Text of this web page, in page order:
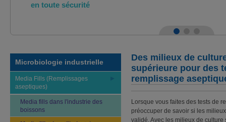
en toute sécurité
Microbiologie industrielle
Media Fills (Remplissages
aseptiques)
Media fills dans l'industrie des
boissons
Des milieux de
supérieure pour des
remplissage
Lorsque vous faites des tests de
préoccuper de savoir si les
validé. Avec les milieux de